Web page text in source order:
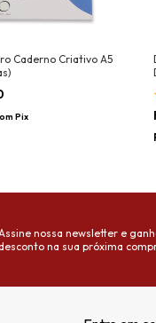
Caderno Criativo A5
Pix
nossa newsletter e
desconto na sua próxima